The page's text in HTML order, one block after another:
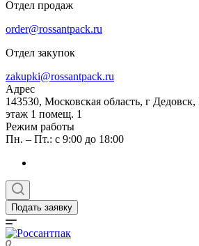
Отдел продаж
order@rossantpack.ru
Отдел закупок
zakupki@rossantpack.ru
Адрес
143530, Московская область, г
этаж 1 помещ. 1
Режим работы
Пн. – Пт.: с 9:00 до 18:00
Подать заявку